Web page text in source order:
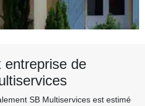
entreprise de
SB Multiservices est estimé